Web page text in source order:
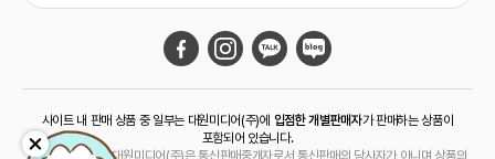
사이트 내 판매 상품 중 일부는 대원미디어(주)에 입점한 개별판매자가 판매하는 상품이
포함되어 있습니다.
해당 상품의 경우 대원미디어(주)은 통신판매중개자로서 통신판매의 당사자가 아니며 상품의